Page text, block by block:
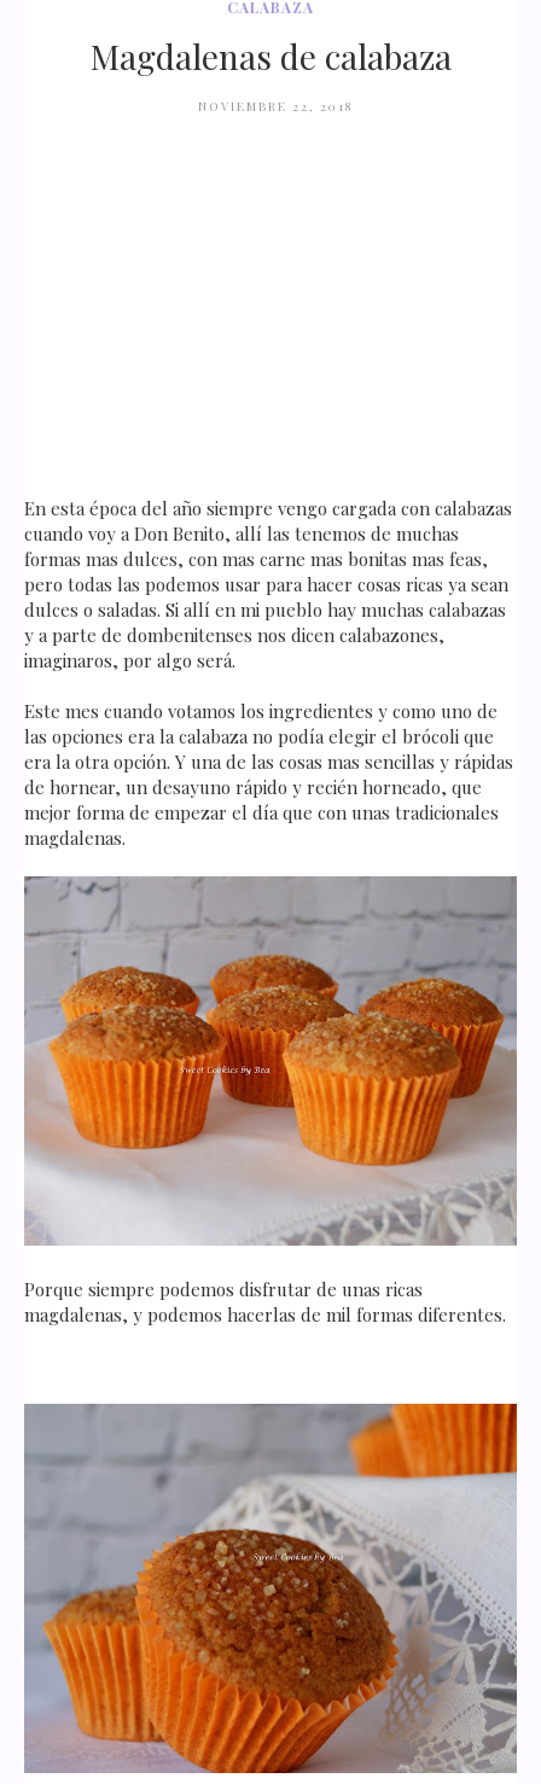
CALABAZA
Magdalenas de calabaza
NOVIEMBRE 22, 2018
En esta época del año siempre vengo cargada con calabazas
cuando voy a Don Benito, allí las tenemos de muchas
formas mas dulces, con mas carne mas bonitas mas feas,
pero todas las podemos usar para hacer cosas ricas ya sean
dulces o saladas. Si allí en mi pueblo hay muchas calabazas
y a parte de dombenitenses nos dicen calabazones,
imaginaros, por algo será.
Este mes cuando votamos los ingredientes y como uno de
las opciones era la calabaza no podía elegir el brócoli que
era la otra opción. Y una de las cosas mas sencillas y rápidas
de hornear, un desayuno rápido y recién horneado, que
mejor forma de empezar el día que con unas tradicionales
magdalenas.
Porque siempre podemos disfrutar de unas ricas
magdalenas, y podemos hacerlas de mil formas diferentes.